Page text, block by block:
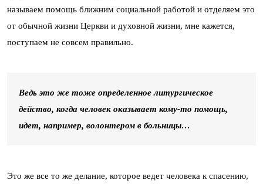
называем помощь ближним социальной работой и отделяем это
от обычной жизни Церкви и духовной жизни, мне кажется,
поступаем не совсем правильно.
Ведь это же тоже определенное литургическое
действо, когда человек оказывает кому-то помощь,
идет, например, волонтером в больницы…
Это же все то же делание, которое ведет человека к спасению,